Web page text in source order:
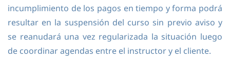
incumplimiento de los pagos en tiempo y forma podrá
resultar en la suspensión del curso sin previo aviso y
se reanudará una vez regularizada la situación luego
de coordinar agendas entre el instructor y el cliente.